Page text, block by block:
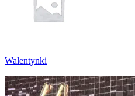
Walentynki